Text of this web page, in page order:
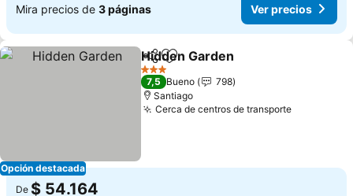
Mira precios de 3 páginas Ver precios
Opción destacada
CompartirAgregar a favoritos
Hidden Garden
3 Estrellas
7,5 Bueno
798
Santiago
Cerca de centros de transporte
De $ 54.164